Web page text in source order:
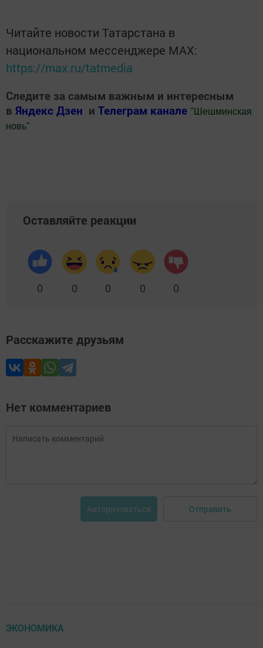
Читайте новости Татарстана в
национальном мессенджере MАХ:
https://max.ru/tatmedia
Следите за самым важным и интересным
в Яндекс Дзен и Телеграм канале " Шешминская
новь"
Оставляйте реакции
0 0 0 0 0
Расскажите друзьям
Нет комментариев
Авторизоваться Отправить
ЭКОНОМИКА